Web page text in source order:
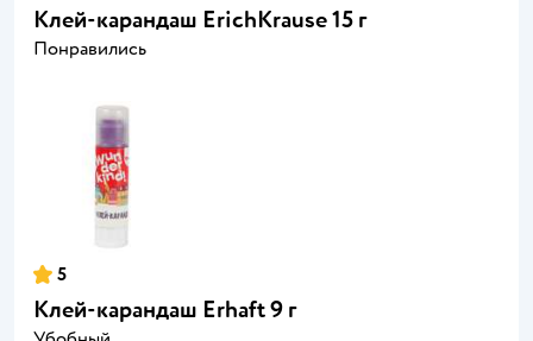
Клей-карандаш ErichKrause 15 г
Понравились
5
Клей-карандаш Erhaft 9 г